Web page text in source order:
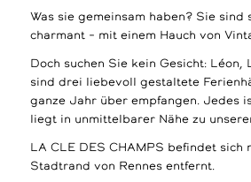
Was sie gemeinsam haben? Sie
charmant – mit einem Hauch von
Doch suchen Sie kein Gesicht: Léon,
sind drei liebevoll gestaltete
ganze Jahr über empfangen. Jedes
liegt in unmittelbarer Nähe zu
LA CLE DES CHAMPS befindet sich
Stadtrand von Rennes entfernt.